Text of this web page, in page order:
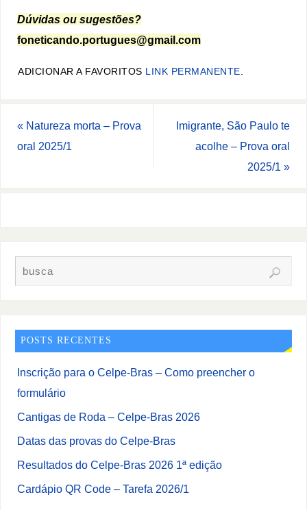
Dúvidas ou sugestões?
foneticando.portugues@gmail.com
ADICIONAR A FAVORITOS LINK PERMANENTE.
« Natureza morta – Prova
oral 2025/1
Imigrante, São Paulo te
acolhe – Prova oral
2025/1 »
POSTS RECENTES
Inscrição para o Celpe-Bras – Como preencher o
formulário
Cantigas de Roda – Celpe-Bras 2026
Datas das provas do Celpe-Bras
Resultados do Celpe-Bras 2026 1ª edição
Cardápio QR Code – Tarefa 2026/1